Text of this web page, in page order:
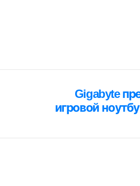
Gigabyte
игровой